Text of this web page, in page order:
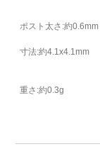
ポスト太さ:約0.6mm
寸法:約4.1x4.1mm
重さ:約0.3g